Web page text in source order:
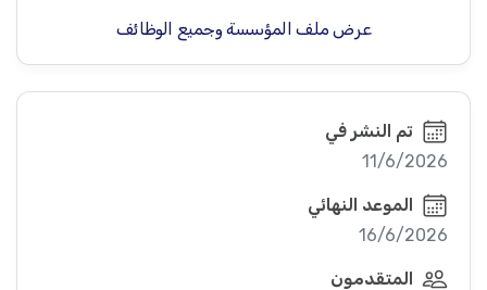
عرض ملف المؤسسة وجميع الوظائف
تم النشر في
11/6/2026
الموعد النهائي
16/6/2026
المتقدمون